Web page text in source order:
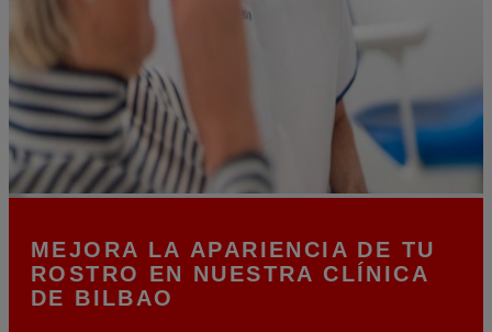
MEJORA LA APARIENCIA DE TU
ROSTRO EN NUESTRA CLÍNICA
DE BILBAO